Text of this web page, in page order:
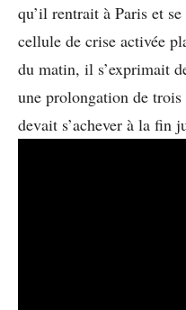
qu’il rentrait à Paris et
cellule de crise activée
du matin, il s’exprimait
une prolongation de trois
devait s’achever à la fin